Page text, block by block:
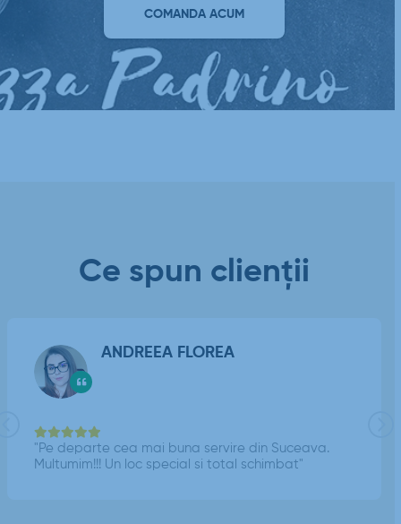
COMANDA ACUM
Ce spun clienții
ANDREEA FLOREA
"Pe departe cea mai buna servire din Suceava.
Multumim!!! Un loc special si total schimbat"